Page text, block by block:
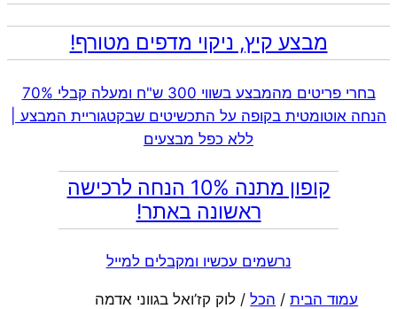
מבצע קיץ, ניקוי מדפים מטורף!
בחרי פריטים מהמבצע בשווי 300 ש"ח ומעלה קבלי 70%
הנחה אוטומטית בקופה על התכשיטים שבקטגוריית המבצע |
ללא כפל מבצעים
קופון מתנה 10% הנחה לרכישה
ראשונה באתר!
נרשמים עכשיו ומקבלים למייל
עמוד הבית/ הכל/ לוק קז’ואל בגווני אדמה